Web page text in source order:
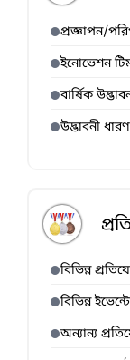
প্রজ্ঞাপন/
ইনোভেশন
বার্ষিক
উদ্ভাবনী
বিভিন্ন
বিভিন্ন
অন্যান্য